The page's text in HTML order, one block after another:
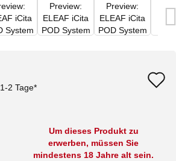
1-2 Tage*
Um dieses Produkt zu
erwerben, müssen Sie
mindestens 18 Jahre alt sein.